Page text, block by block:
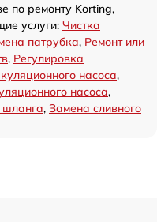
по ремонту Korting,
услуги: Чистка
патрубка, Ремонт или
, Регулировка
насоса,
насоса,
шланга, Замена сливного